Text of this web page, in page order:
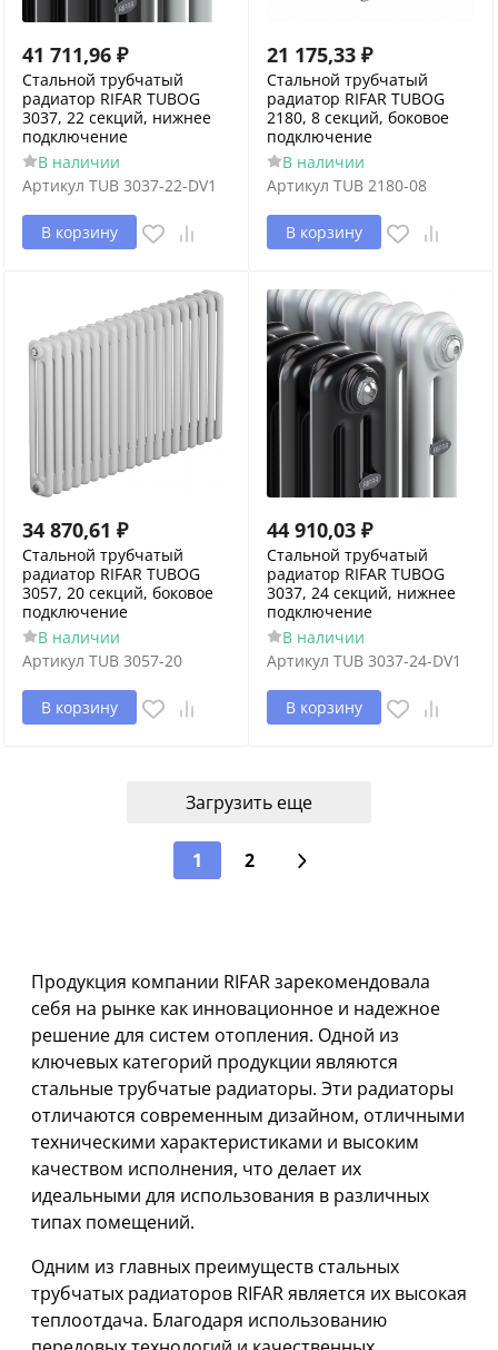
41 711,96 ₽
Стальной трубчатый
радиатор RIFAR TUBOG
3037, 22 секций, нижнее
подключение
В наличии
Артикул TUB 3037-22-DV1
В корзину
21 175,33 ₽
Стальной трубчатый
радиатор RIFAR TUBOG
2180, 8 секций, боковое
подключение
В наличии
Артикул TUB 2180-08
В корзину
34 870,61 ₽
Стальной трубчатый
радиатор RIFAR TUBOG
3057, 20 секций, боковое
подключение
В наличии
Артикул TUB 3057-20
В корзину
44 910,03 ₽
Стальной трубчатый
радиатор RIFAR TUBOG
3037, 24 секций, нижнее
подключение
В наличии
Артикул TUB 3037-24-DV1
В корзину
Загрузить еще
1 2
Продукция компании RIFAR зарекомендовала
себя на рынке как инновационное и надежное
решение для систем отопления. Одной из
ключевых категорий продукции являются
стальные трубчатые радиаторы. Эти радиаторы
отличаются современным дизайном, отличными
техническими характеристиками и высоким
качеством исполнения, что делает их
идеальными для использования в различных
типах помещений.
Одним из главных преимуществ стальных
трубчатых радиаторов RIFAR является их высокая
теплоотдача. Благодаря использованию